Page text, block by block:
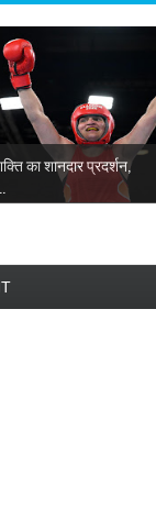
का शानदार प्रदर्शन,